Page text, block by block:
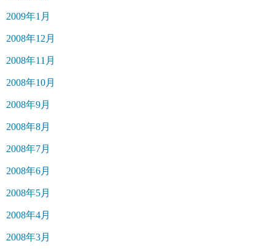
2009年1月
2008年12月
2008年11月
2008年10月
2008年9月
2008年8月
2008年7月
2008年6月
2008年5月
2008年4月
2008年3月